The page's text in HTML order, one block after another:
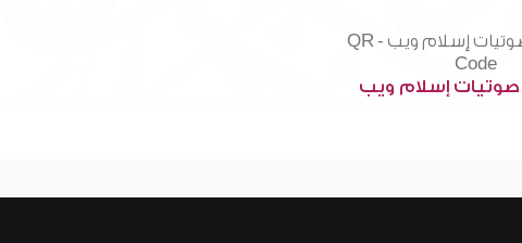
إسلام ويب